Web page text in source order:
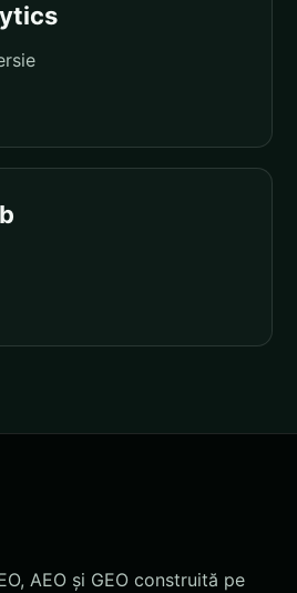
AEO și GEO construită pe